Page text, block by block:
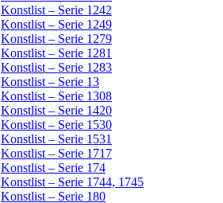
Konstlist – Serie 1242
Konstlist – Serie 1249
Konstlist – Serie 1279
Konstlist – Serie 1281
Konstlist – Serie 1283
Konstlist – Serie 13
Konstlist – Serie 1308
Konstlist – Serie 1420
Konstlist – Serie 1530
Konstlist – Serie 1531
Konstlist – Serie 1717
Konstlist – Serie 174
Konstlist – Serie 1744, 1745
Konstlist – Serie 180